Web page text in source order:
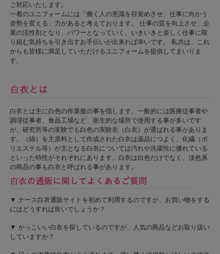
ご対応いたします。
一着のユニフォームには「働く人の意識を目覚めさせ、仕事に向かう
姿勢を変える」力があると考えております。 仕事の質を向上させ、企
業の活性剤となり、パワーとなっていく。いきいきと楽しく仕事に取
り組む気持ちを引き出すお手伝いが出来れば幸いです。 私共は、これ
からも皆様に満足していただけるユニフォームを提供してまいりま
す。
白衣とは主に白色の作業服の事を指します。一般的には医療従事者や
調理従事者、食品工場など、衛生的な場所で使用する事が多いです
が、研究所等の実験でも白色の実験衣（白衣）が選ばれる事がありま
す。（綿）を主原料として作成された白衣は薬品につよく、化繊（ポ
リエステル等）が主となる白衣については汚れや洗濯性に優れている
といった特性がそれぞれにあります。白衣は白色だけでなく、淡色系
の商品の事も白衣と呼ばれる事があります。
▼ ナース白衣通販サイトを初めて利用するのですが、お買い物をする
にはどうすれば良いでしょうか？
▼ かっこいい白衣を探しているのですが、人気の商品などお取り扱い
していますか？